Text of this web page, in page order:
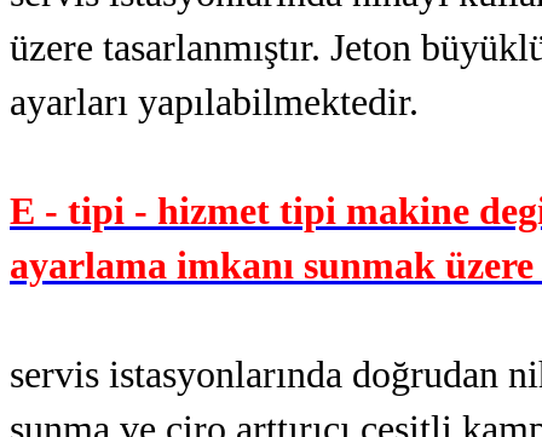
üzere tasarlanmıştır. Jeton
ayarları yapılabilmektedir.
E - tipi - hizmet tipi makine
ayarlama imkanı sunmak üzere
servis istasyonlarında doğrudan
sunma ve ciro arttırıcı çeşitli